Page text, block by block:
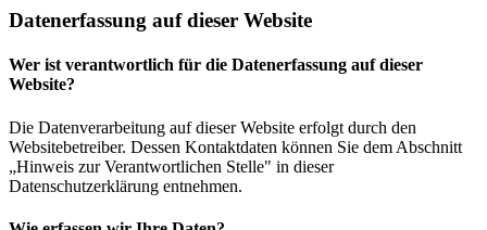
Datenerfassung auf dieser Website
Wer ist verantwortlich für die Datenerfassung auf dieser
Website?
Die Datenverarbeitung auf dieser Website erfolgt durch den
Websitebetreiber. Dessen Kontaktdaten können Sie dem Abschnitt
„Hinweis zur Verantwortlichen Stelle" in dieser
Datenschutzerklärung entnehmen.